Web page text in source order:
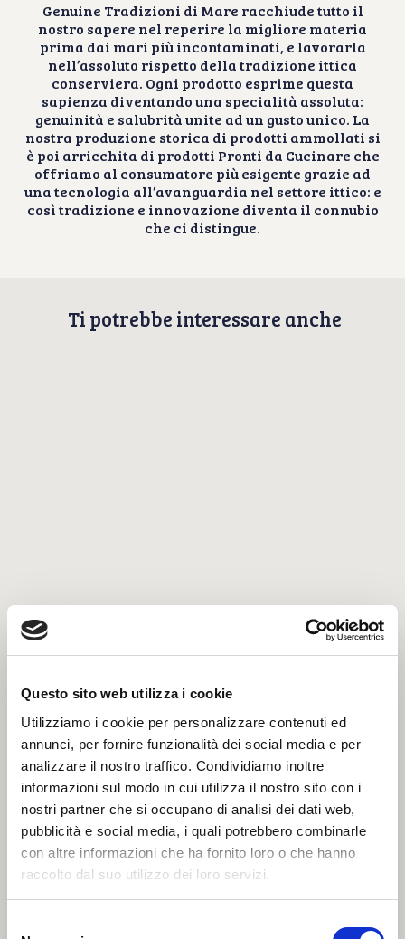
Questo sito web utilizza i cookie
Utilizziamo i cookie per personalizzare contenuti ed
annunci, per fornire funzionalità dei social media e per
analizzare il nostro traffico. Condividiamo inoltre
informazioni sul modo in cui utilizza il nostro sito con i
nostri partner che si occupano di analisi dei dati web,
pubblicità e social media, i quali potrebbero combinarle
con altre informazioni che ha fornito loro o che hanno
raccolto dal suo utilizzo dei loro servizi.
Genuine Tradizioni di Mare racchiude tutto il
nostro sapere nel reperire la migliore materia
prima dai mari più incontaminati, e lavorarla
nell’assoluto rispetto della tradizione ittica
conserviera. Ogni prodotto esprime questa
sapienza diventando una specialità assoluta:
genuinità e salubrità unite ad un gusto unico. La
nostra produzione storica di prodotti ammollati si
è poi arricchita di prodotti Pronti da Cucinare che
offriamo al consumatore più esigente grazie ad
una tecnologia all’avanguardia nel settore ittico: e
così tradizione e innovazione diventa il connubio
che ci distingue.
Ti potrebbe interessare anche